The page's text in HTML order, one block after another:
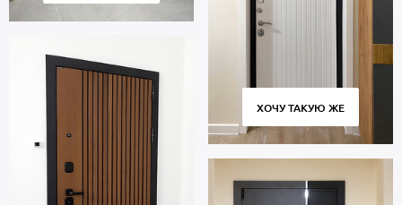
ХОЧУ ТАКУЮ ЖЕ